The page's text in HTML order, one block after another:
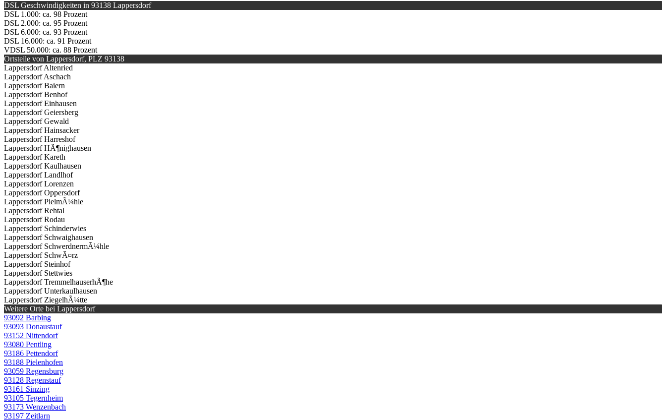
DSL Geschwindigkeiten in 93138 Lappersdorf
DSL 1.000: ca. 98 Prozent
DSL 2.000: ca. 95 Prozent
DSL 6.000: ca. 93 Prozent
DSL 16.000: ca. 91 Prozent
VDSL 50.000: ca. 88 Prozent
Ortsteile von Lappersdorf, PLZ 93138
Lappersdorf Altenried
Lappersdorf Aschach
Lappersdorf Baiern
Lappersdorf Benhof
Lappersdorf Einhausen
Lappersdorf Geiersberg
Lappersdorf Gewald
Lappersdorf Hainsacker
Lappersdorf Harreshof
Lappersdorf HÃ¶nighausen
Lappersdorf Kareth
Lappersdorf Kaulhausen
Lappersdorf Landlhof
Lappersdorf Lorenzen
Lappersdorf Oppersdorf
Lappersdorf PielmÃ¼hle
Lappersdorf Rehtal
Lappersdorf Rodau
Lappersdorf Schinderwies
Lappersdorf Schwaighausen
Lappersdorf SchwerdnermÃ¼hle
Lappersdorf SchwÃ¤rz
Lappersdorf Steinhof
Lappersdorf Stettwies
Lappersdorf TremmelhauserhÃ¶he
Lappersdorf Unterkaulhausen
Lappersdorf ZiegelhÃ¼tte
Weitere Orte bei Lappersdorf
93092 Barbing
93093 Donaustauf
93152 Nittendorf
93080 Pentling
93186 Pettendorf
93188 Pielenhofen
93059 Regensburg
93128 Regenstauf
93161 Sinzing
93105 Tegernheim
93173 Wenzenbach
93197 Zeitlarn